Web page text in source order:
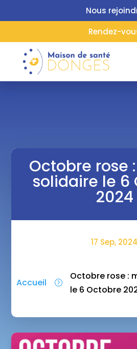
Nous
Rendez-
Octobre rose
solidaire le 6
2024
17 Sep, 2024
Accueil =
Octobre rose :
le 6 Octobre